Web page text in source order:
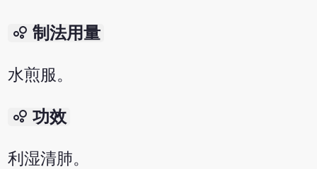
bubble_chart 制法用量
水煎服。
bubble_chart 功效
利湿清肺。